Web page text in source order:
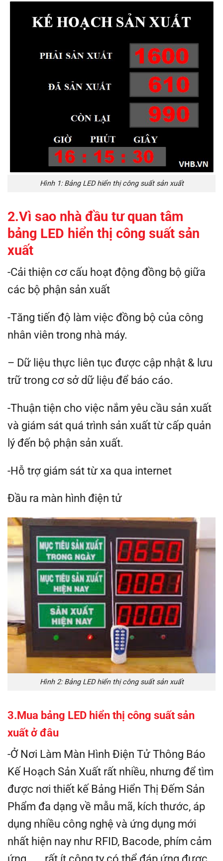
Hình 1: Bảng LED hiển thị công suất sản xuất
2.Vì sao nhà đầu tư quan tâm
bảng LED hiển thị công suất sản
xuất
-Cải thiện cơ cấu hoạt động đồng bộ giữa
các bộ phận sản xuất
-Tăng tiến độ làm việc đồng bộ của công
nhân viên trong nhà máy.
– Dữ liệu thực liên tục được cập nhật & lưu
trữ trong cơ sở dữ liệu để báo cáo.
-Thuận tiện cho việc nắm yêu cầu sản xuất
và giám sát quá trình sản xuất từ ​​cấp quản
lý đến bộ phận sản xuất.
-Hỗ trợ giám sát từ xa qua internet
Đầu ra màn hình điện tử
Hình 2: Bảng LED hiển thị công suất sản xuất
3.Mua bảng LED hiển thị công suất sản
xuất ở đâu
-Ở Nơi Làm Màn Hình Điện Tử Thông Báo
Kế Hoạch Sản Xuất rất nhiều, nhưng để tìm
được nơi thiết kế Bảng Hiển Thị Đếm Sản
Phẩm đa dạng về mẫu mã, kích thước, áp
dụng nhiều công nghệ và ứng dụng mới
nhất hiện nay như RFID, Bacode, phím cảm